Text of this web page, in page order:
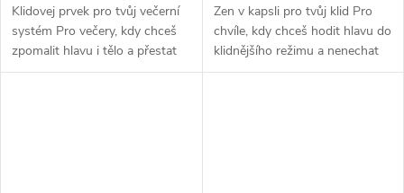
Klidovej prvek pro tvůj večerní
systém Pro večery, kdy chceš
zpomalit hlavu i tělo a přestat
řešit zbytečnosti. Hloh je v
Zen v kapsli pro tvůj klid Pro
chvíle, kdy chceš hodit hlavu do
klidnějšího režimu a nenechat
se vytočit každou blbostí.